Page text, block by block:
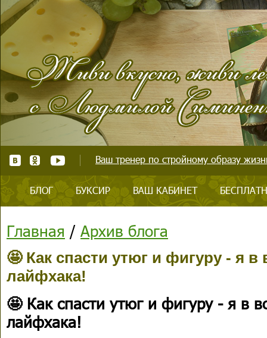
Ваш тренер по стройному образу
БЛОГ БУКСИР ВАШ КАБИНЕТ
Главная / Архив блога
🤩 Как спасти утюг и фигуру - я в
лайфхака!
🤩 Как спасти утюг и фигуру - я в
лайфхака!